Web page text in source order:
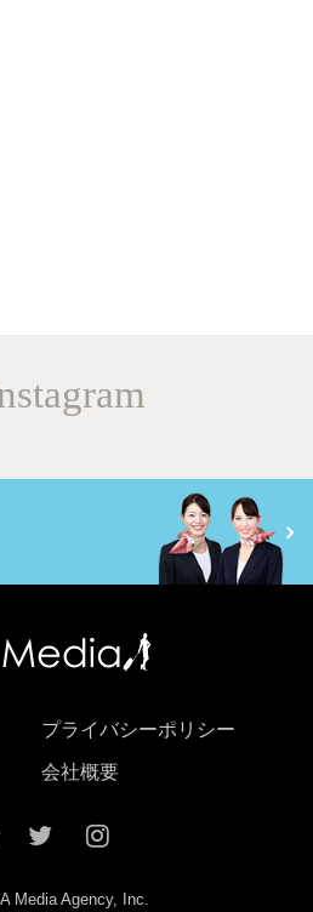
プライバシーポリシー
会社概要
Media Agency, Inc.